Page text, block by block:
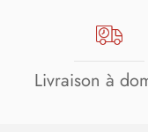
Livraison à